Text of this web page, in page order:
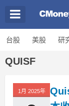
台股 美股 研
QUISF
1月 2025年